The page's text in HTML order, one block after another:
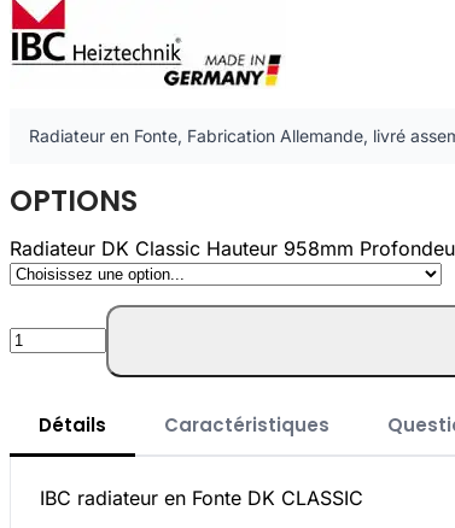
Radiateur en Fonte, Fabrication Allemande, livré
OPTIONS
Radiateur DK Classic Hauteur 958mm
Quantité
Détails Caractéristiques
IBC radiateur en Fonte DK CLASSIC